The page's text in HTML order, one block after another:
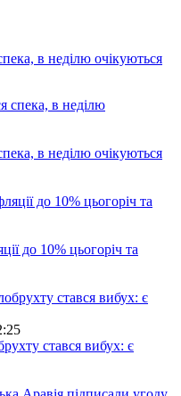
в неділю очікуються
в неділю очікуються
до 10% цьогоріч та
стався вибух: є